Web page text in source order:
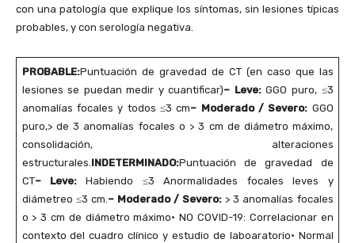
con una patología que explique los síntomas, sin lesiones típicas
probables, y con serología negativa.
PROBABLE:Puntuación de gravedad de CT (en caso que las
lesiones se puedan medir y cuantificar)– Leve:GGO puro, ≤3
anomalías focales y todos ≤3 cm– Moderado / Severo: GGO
puro,> de 3 anomalías focales o > 3 cm de diámetro máximo,
consolidación, alteraciones
estructurales. INDETERMINADO:Puntuación de gravedad de
CT– Leve:Habiendo ≤3 Anormalidades focales leves y
diámetreo ≤3 cm. – Moderado / Severo: > 3 anomalías focales
o > 3 cm de diámetro máximo• NO COVID-19: Correlacionar en
contexto del cuadro clínico y estudio de laboaratorio• Normal